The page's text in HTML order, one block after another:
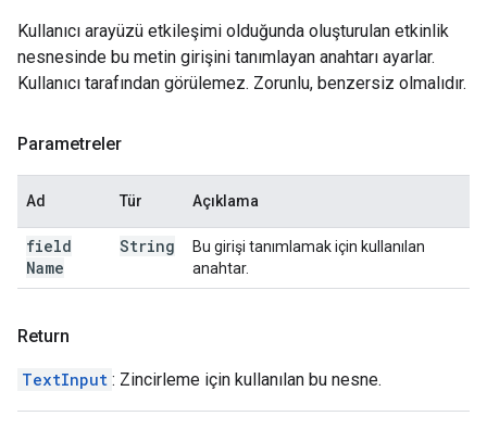
Kullanıcı arayüzü etkileşimi olduğunda oluşturulan etkinlik
nesnesinde bu metin girişini tanımlayan anahtarı ayarlar.
Kullanıcı tarafından görülemez. Zorunlu, benzersiz olmalıdır.
Parametreler
Ad Tür Açıklama
field
Name
String
Bu girişi tanımlamak için kullanılan
anahtar.
Return
TextInput : Zincirleme için kullanılan bu nesne.